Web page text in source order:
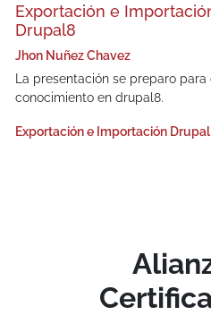
Exportación e
Drupal8
Jhon Nuñez Chavez
La presentación se preparo
conocimiento en drupal8.
Exportación e Importación